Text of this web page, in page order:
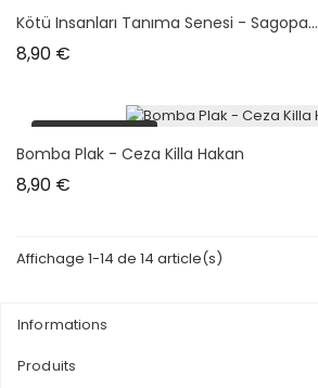
Kötü Insanları Tanıma Senesi - Sagopa...
8,90 €
Bomba Plak - Ceza Killa Hakan
8,90 €
Affichage 1-14 de 14 article(s)
Informations
Produits